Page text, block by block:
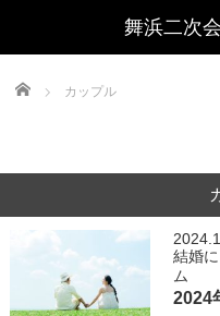
Home カップル
結婚
ム
2024